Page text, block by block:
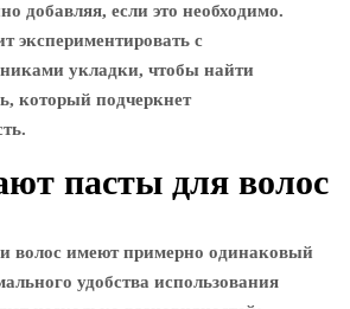
добавляя, если это необходимо.
экспериментировать с
укладки, чтобы найти
который подчеркнет
пасты для волос
волос имеют примерно одинаковый
удобства использования